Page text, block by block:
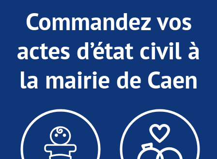
Commandez vos
actes d’état civil à
la mairie de Caen